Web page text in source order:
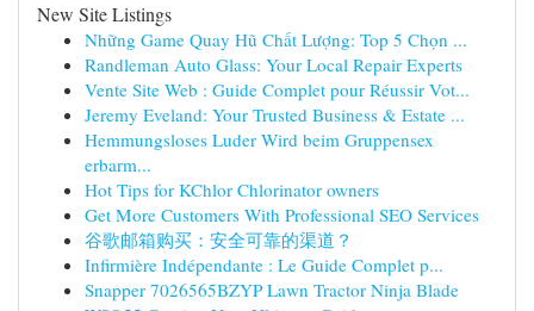
New Site Listings
Những Game Quay Hũ Chất Lượng: Top 5 Chọn ...
Randleman Auto Glass: Your Local Repair Experts
Vente Site Web : Guide Complet pour Réussir Vot...
Jeremy Eveland: Your Trusted Business & Estate ...
Hemmungsloses Luder Wird beim Gruppensex
erbarm...
Hot Tips for KChlor Chlorinator owners
Get More Customers With Professional SEO Services
谷歌邮箱购买：安全可靠的渠道？
Infirmière Indépendante : Le Guide Complet p...
Snapper 7026565BZYP Lawn Tractor Ninja Blade